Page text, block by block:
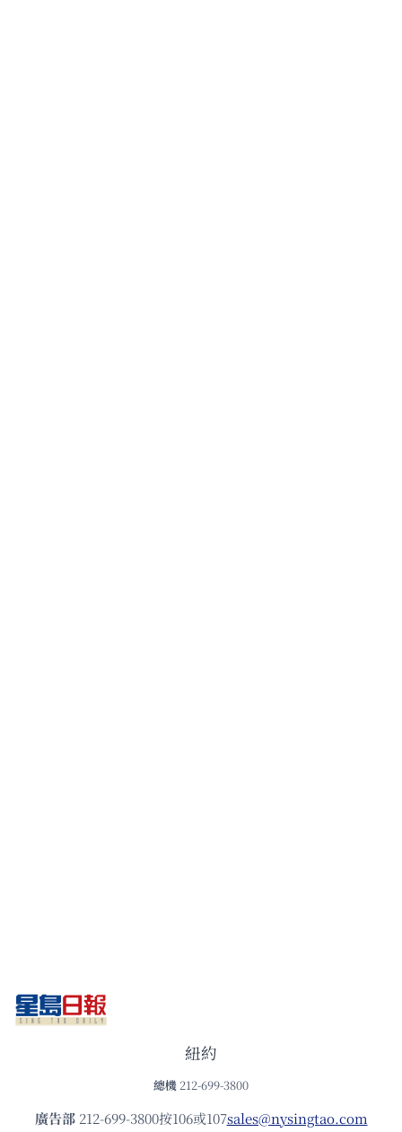
紐約
總機 212-699-3800
廣告部212-699-3800按106或107sales@nysingtao.com